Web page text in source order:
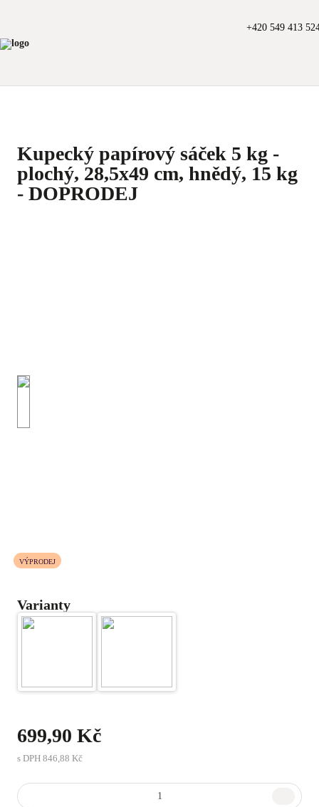
+420 549 413
Kupecký papírový sáček 5 kg -
plochý, 28,5x49 cm, hnědý, 15 kg
- DOPRODEJ
VÝPRODEJ
Varianty
699,90 Kč
s DPH 846,88 Kč